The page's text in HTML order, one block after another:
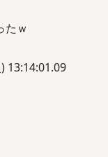
たｗ
13:14:01.09